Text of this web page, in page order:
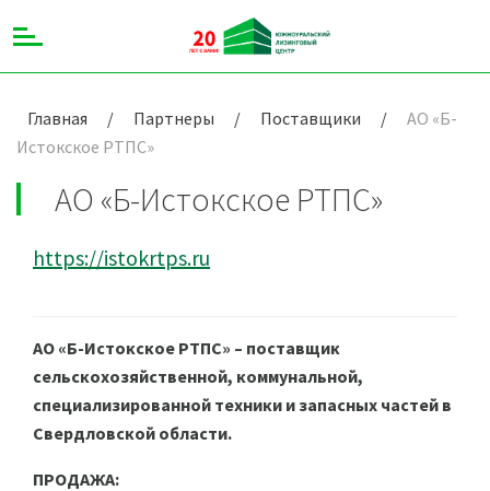
Главная / Партнеры / Поставщики /
АО «Б-
Истокское РТПС»
АО «Б-Истокское РТПС»
https://istokrtps.ru
АО «Б-Истокское РТПС» – поставщик
сельскохозяйственной, коммунальной,
специализированной техники и запасных частей в
Свердловской области.
ПРОДАЖА: